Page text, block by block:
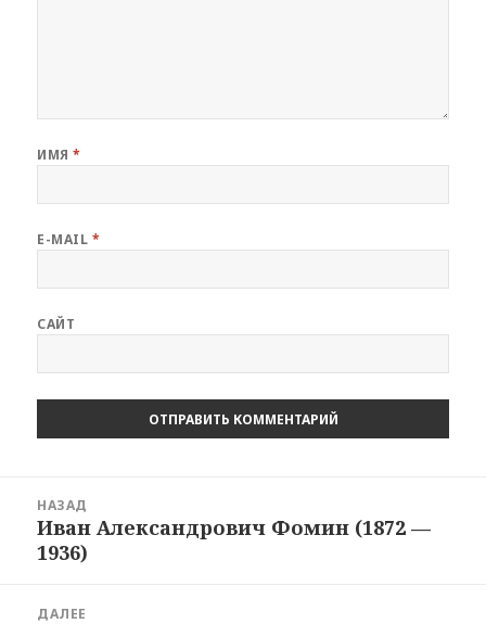
ИМЯ*
E-MAIL *
САЙТ
записям
НАЗАД
Предыдущая
запись:
Иван Александрович Фомин (1872 —
1936)
ДАЛЕЕ